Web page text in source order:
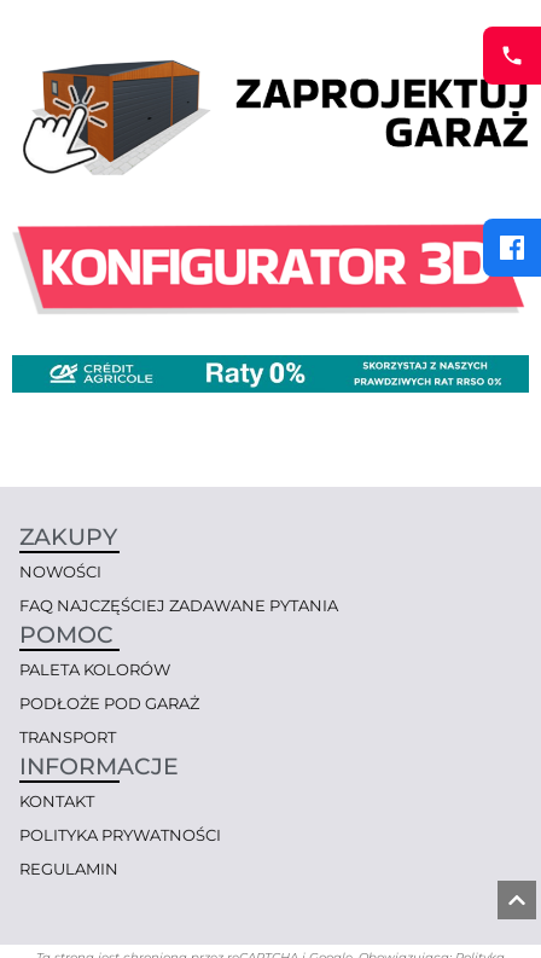
ZAKUPY
NOWOŚCI
FAQ NAJCZĘŚCIEJ ZADAWANE PYTANIA
POMOC
PALETA KOLORÓW
PODŁOŻE POD GARAŻ
TRANSPORT
INFORMACJE
KONTAKT
POLITYKA PRYWATNOŚCI
REGULAMIN